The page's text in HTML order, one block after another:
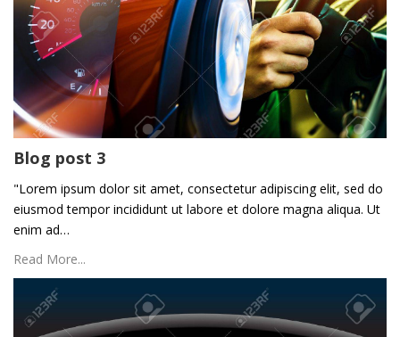
Blog post 3
"Lorem ipsum dolor sit amet, consectetur adipiscing elit, sed do
eiusmod tempor incididunt ut labore et dolore magna aliqua. Ut
enim ad…
Read More...